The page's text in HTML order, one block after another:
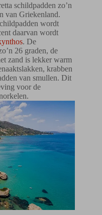
schildpadden zo’n
van Griekenland.
wordt
daarvan wordt
. De
26 graden, de
zand is lekker warm
krabben
van smullen. Dit
voor de